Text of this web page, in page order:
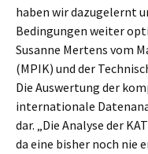
haben wir dazugelernt
Bedingungen weiter
Susanne Mertens vom
(MPIK) und der
Die Auswertung der
internationale
dar. „Die Analyse der
da eine bisher noch nie